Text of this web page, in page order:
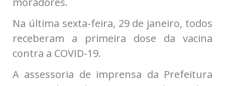
Na última sexta-feira, 29 de janeiro, todos
receberam a primeira dose da vacina
contra a COVID-19.
A assessoria de imprensa da Prefeitura